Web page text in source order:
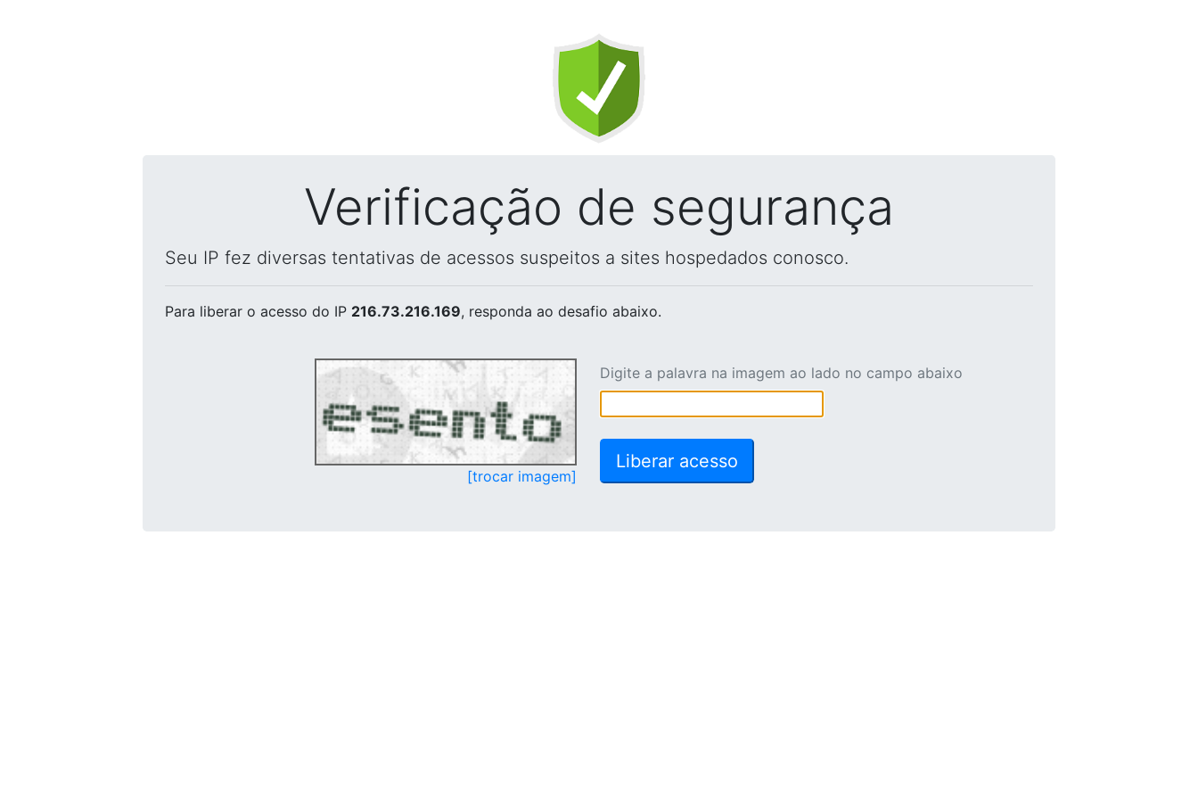
Verificação de segurança
Seu IP fez diversas tentativas de acessos suspeitos a sites hospedados conosco.
Para liberar o acesso do IP 216.73.216.169, responda ao desafio abaixo.
[trocar imagem]
Digite a palavra na imagem ao lado no campo abaixo